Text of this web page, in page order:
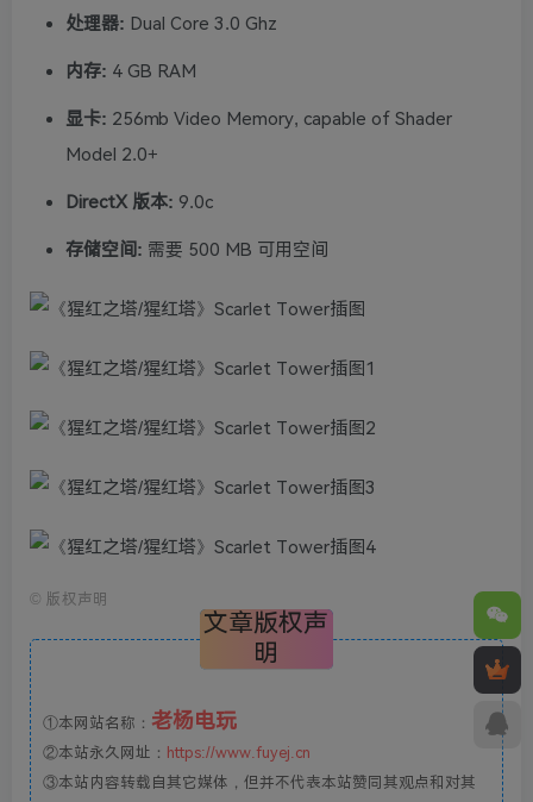
处理器: Dual Core 3.0 Ghz
内存: 4 GB RAM
显卡: 256mb Video Memory, capable of Shader
Model 2.0+
DirectX 版本: 9.0c
存储空间: 需要 500 MB 可用空间
© 版权声明
文章版权声
明
①本网站名称： 老杨电玩
②本站永久网址： https://www.fuyej.cn
③本站内容转载自其它媒体，但并不代表本站赞同其观点和对其